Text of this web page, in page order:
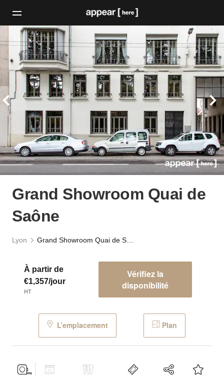
Grand Showroom Quai de
Saône
Lyon
À partir de
€1,357/jour
HT
Vérifiez la
disponibilité
L’emplacement Plan